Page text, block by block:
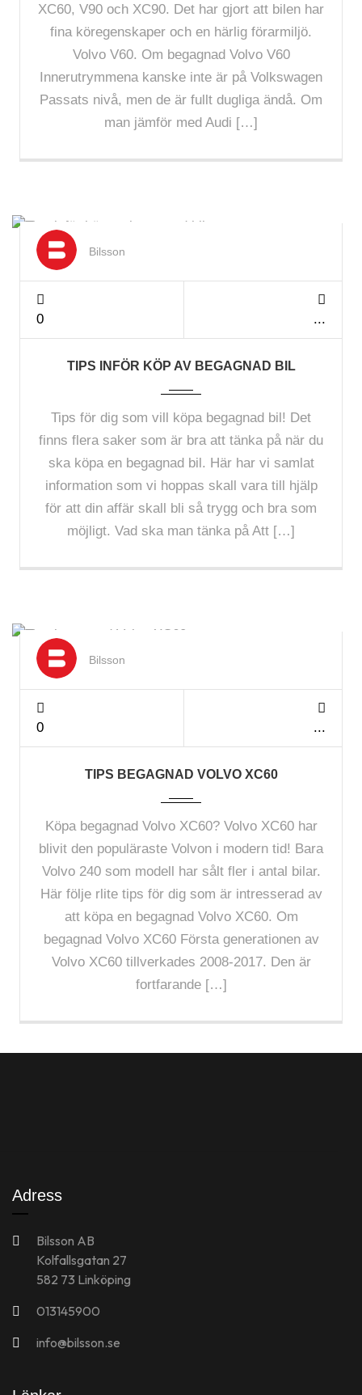
XC60, V90 och XC90. Det har gjort att bilen har
fina köregenskaper och en härlig förarmiljö.
Volvo V60. Om begagnad Volvo V60
Innerutrymmena kanske inte är på Volkswagen
Passats nivå, men de är fullt dugliga ändå. Om
man jämför med Audi […]
Nov 2024Bilsson
0
TIPS INFÖR KÖP AV BEGAGNAD BIL
Tips för dig som vill köpa begagnad bil! Det
finns flera saker som är bra att tänka på när du
ska köpa en begagnad bil. Här har vi samlat
information som vi hoppas skall vara till hjälp
för att din affär skall bli så trygg och bra som
möjligt. Vad ska man tänka på Att […]
Mar 2024Bilsson
0
TIPS BEGAGNAD VOLVO XC60
Köpa begagnad Volvo XC60? Volvo XC60 har
blivit den populäraste Volvon i modern tid! Bara
Volvo 240 som modell har sålt fler i antal bilar.
Här följe rlite tips för dig som är intresserad av
att köpa en begagnad Volvo XC60. Om
begagnad Volvo XC60 Första generationen av
Volvo XC60 tillverkades 2008-2017. Den är
fortfarande […]
Adress
Bilsson AB
Kolfallsgatan 27
582 73 Linköping
013145900
info@bilsson.se